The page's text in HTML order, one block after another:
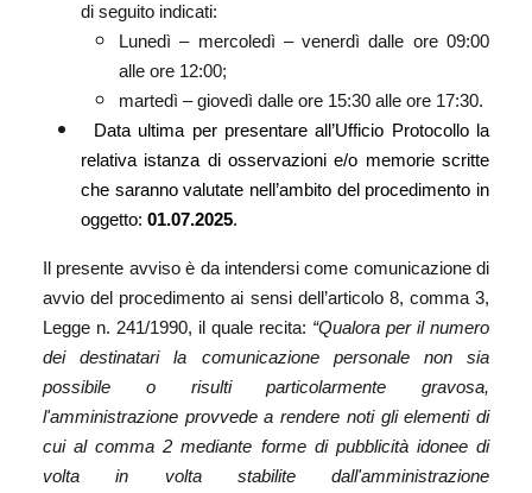
di seguito indicati:
Lunedì – mercoledì – venerdì dalle ore 09:00
alle ore 12:00;
martedì – giovedì dalle ore 15:30 alle ore 17:30.
Data ultima per presentare all’Ufficio Protocollo la
relativa istanza di osservazioni e/o memorie scritte
che saranno valutate nell’ambito del procedimento in
oggetto: 01.07.2025.
Il presente avviso è da intendersi come comunicazione di
avvio del procedimento ai sensi dell’articolo 8, comma 3,
Legge n. 241/1990, il quale recita: “Qualora per il numero
dei destinatari la comunicazione personale non sia
possibile o risulti particolarmente gravosa,
l'amministrazione provvede a rendere noti gli elementi di
cui al comma 2 mediante forme di pubblicità idonee di
volta in volta stabilite dall'amministrazione